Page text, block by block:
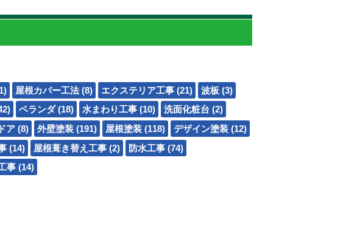
屋根カバー工法 (8) エクステリア工事 (21)
波板 (3)
ベランダ (18) 水まわり工事 (10)
洗面化粧台 (2)
ア (8) 外壁塗装 (191) 屋根塗装 (118)
デザイン塗装 (12)
(14) 屋根葺き替え工事 (2)
防水工事 (74)
事 (14)